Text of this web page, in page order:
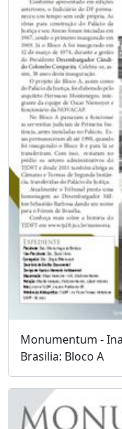
Monumentum -
Brasilia: Bloco A